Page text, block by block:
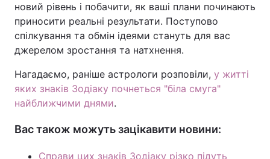
новий рівень і побачити, як ваші плани починають
приносити реальні результати. Поступово
спілкування та обмін ідеями стануть для вас
джерелом зростання та натхнення.
Нагадаємо, раніше астрологи розповіли, у житті
яких знаків Зодіаку почнеться "біла смуга"
найближчими днями.
Вас також можуть зацікавити новини:
Справи цих знаків Зодіаку різко підуть